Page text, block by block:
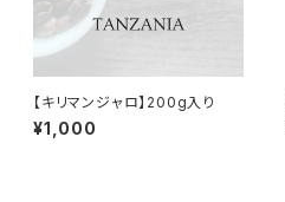
【キリマンジャロ】200g入り
¥1,000